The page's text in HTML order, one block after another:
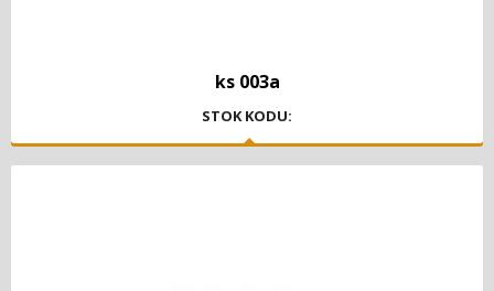
ks 003a
STOK KODU: